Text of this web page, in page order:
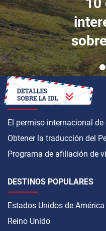
CÓMO OBTENER
El permiso internacional
Obtener la traducción del
Programa de afiliación de
DESTINOS POPULARES
Estados Unidos de América
Reino Unido